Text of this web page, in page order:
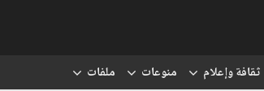
ثقافة وإعلام منوعات ملفات